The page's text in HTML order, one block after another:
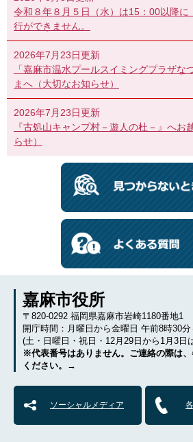
令和８年８月５日（水）は15：00以降に
行ができません。
2026年7月23日更新
「嘉麻市温水プールスイミングプラザな
まへ（大切なお知らせ）
2026年7月23日更新
『古処山キャンプ村－遊人の杜－』へお
らせ）
嘉麻市役所
〒820-0292 福岡県嘉麻市岩崎1180番地1
開庁時間：月曜日から金曜日 午前8時30
(土・日曜日・祝日・12月29日から1月3日
※代表番号はありません。ご連絡の際は
ください。→
ソーシャルメディア